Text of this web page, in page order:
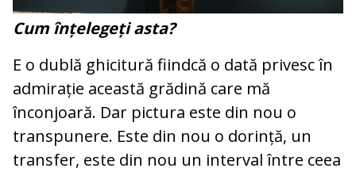
Cum înțelegeți asta?
E o dublă ghicitură fiindcă o dată privesc în
admirație această grădină care mă
înconjoară. Dar pictura este din nou o
transpunere. Este din nou o dorință, un
transfer, este din nou un interval între ceea